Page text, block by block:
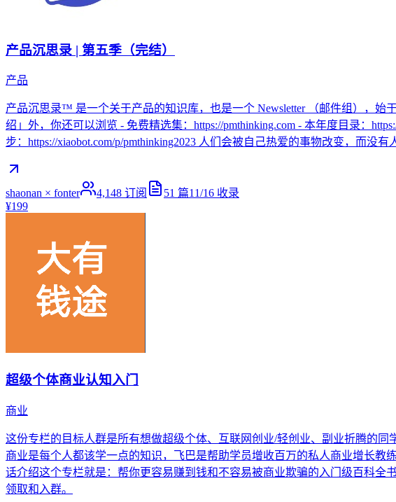
产品沉思录 | 第五季（完结）
产品
产品沉思录™ 是一个关于产品的知识库，也是一个 Newsletter （邮件组），始
绍」外，你还可以浏览 - 免费精选集：https://pmthinking.com - 本年度目录：
步：https://xiaobot.com/p/pmthinking2023 人们会被自己热爱的事物改变，而没有
shaonan × fonter 4,148 订阅 51 篇11/16 收录
¥199
超级个体商业认知入门
商业
这份专栏的目标人群是所有想做超级个体、互联网创业/轻创业、副业折腾的
商业是每个人都该学一点的知识，飞巴是帮助学员增收百万的私人商业增长
话介绍这个专栏就是：帮你更容易赚到钱和不容易被商业欺骗的入门级百科全
领取和入群。